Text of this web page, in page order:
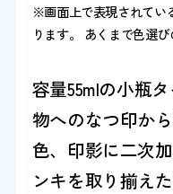
※画面上で表現されてい
ります。 あくまで色選
容量55mlの小瓶
物へのなつ印か
色、印影に二次
ンキを取り揃え